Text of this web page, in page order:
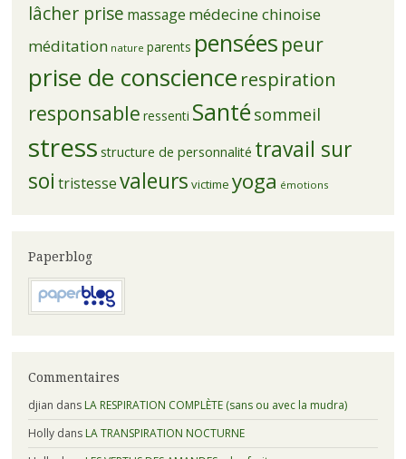
lâcher prise massage médecine chinoise
méditation nature parents pensées peur
prise de conscience respiration
responsable ressenti Santésommeil
stress structure de personnalité travail sur
soi tristessevaleurs victime yoga émotions
Paperblog
Commentaires
djian dans LA RESPIRATION COMPLÈTE (sans ou avec la mudra)
Hollydans LA TRANSPIRATION NOCTURNE